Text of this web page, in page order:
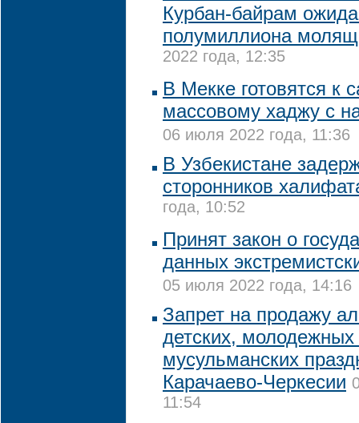
Курбан-байрам
полумиллиона
2022 года, 12:35
В Мекке готовятся к
массовому хаджу с
06 июля 2022 года, 11:36
В Узбекистане
сторонников
года, 10:52
Принят закон о
данных
05 июля 2022 года, 14:16
Запрет на продажу
детских, молодежных
мусульманских
Карачаево-Черкесии
11:54